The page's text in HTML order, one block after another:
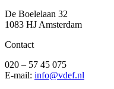
De Boelelaan 32
1083 HJ Amsterdam
Contact
020 – 57 45 075
E-mail: info@vdef.nl